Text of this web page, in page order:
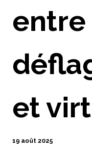
entre
et
19 août 2025